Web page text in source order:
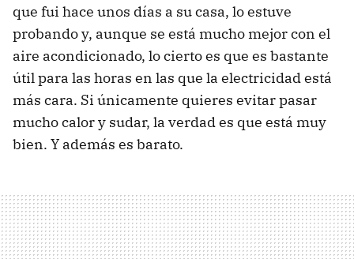
que fui hace unos días a su casa, lo estuve
probando y, aunque se está mucho mejor con el
aire acondicionado, lo cierto es que es bastante
útil para las horas en las que la electricidad está
más cara. Si únicamente quieres evitar pasar
mucho calor y sudar, la verdad es que está muy
bien. Y además es barato.